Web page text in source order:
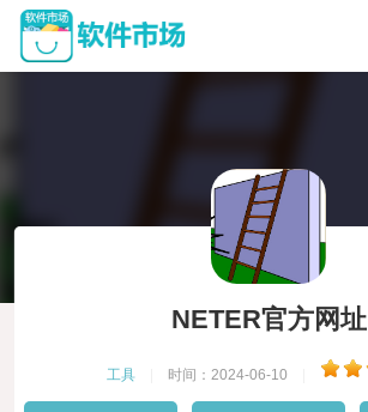
NETER官方网址
工具 时间：2024-06-10